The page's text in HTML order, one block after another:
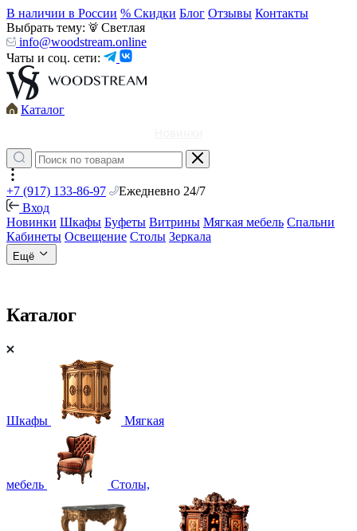
В наличии в России % Скидки Блог Отзывы Контакты
Выбрать тему:
Светлая
info@woodstream.online
Чаты и соц. сети:
Каталог
+7 (917) 133-86-97
Ежедневно 24/7
Вход
Новинки Шкафы Буфеты Витрины Мягкая мебель Спальни
Кабинеты Освещение Столы Зеркала
Ещё
Каталог
Шкафы Мягкая
мебель Столы,